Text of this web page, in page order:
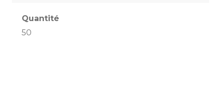
Quantité
50